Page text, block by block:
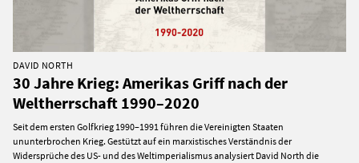
DAVID NORTH
30 Jahre Krieg: Amerikas Griff nach der
Weltherrschaft 1990–2020
Seit dem ersten Golfkrieg 1990–1991 führen die Vereinigten Staaten
ununterbrochen Krieg. Gestützt auf ein marxistisches Verständnis der
Widersprüche des US- und des Weltimperialismus analysiert David North die